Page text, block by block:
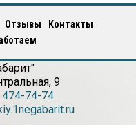
Отзывы
Контакты
9
474-74-74